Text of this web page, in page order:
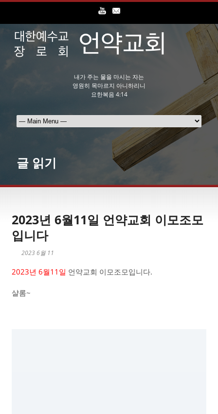
내가 주는 물을 마시는 자는
영원히 목마르지 아니하리니
요한복음 4:14
글 읽기
2023년 6월11일 언약교회 이모조모
입니다
2023 6월 11
2023년 6월11일 언약교회 이모조모입니다.
샬롬~